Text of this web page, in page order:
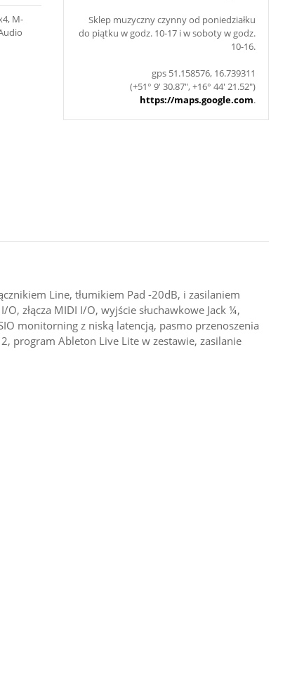
M-
Sklep muzyczny czynny od poniedziałku
do piątku w godz. 10-17 i w soboty w godz.
10-16.
gps 51.158576, 16.739311
(+51° 9' 30.87", +16° 44' 21.52")
https://maps.google.com.
Line, tłumikiem Pad -20dB, i zasilaniem
O, złącza MIDI I/O, wyjście słuchawkowe Jack ¼,
monitorning z niską latencją, pasmo przenoszenia
program Ableton Live Lite w zestawie, zasilanie